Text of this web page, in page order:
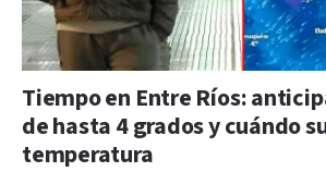
Tiempo en Entre Ríos:
de hasta 4 grados y cuándo
temperatura